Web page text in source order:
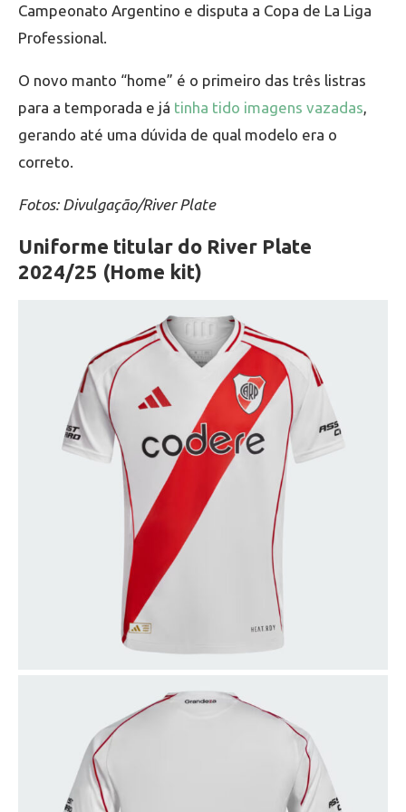
Campeonato Argentino e disputa a Copa de La Liga
Professional.
O novo manto “home” é o primeiro das três listras
para a temporada e já tinha tido imagens vazadas
gerando até uma dúvida de qual modelo era o
correto.
Fotos: Divulgação/River Plate
Uniforme titular do River Plate
2024/25 (Home kit)